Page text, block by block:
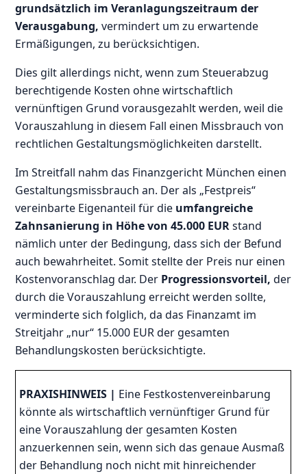
grundsätzlich im Veranlagungszeitraum der
Verausgabung,vermindert um zu erwartende
Ermäßigungen, zu berücksichtigen.
Dies gilt allerdings nicht, wenn zum Steuerabzug
berechtigende Kosten ohne wirtschaftlich
vernünftigen Grund vorausgezahlt werden, weil die
Vorauszahlung in diesem Fall einen Missbrauch von
rechtlichen Gestaltungsmöglichkeiten darstellt.
Im Streitfall nahm das Finanzgericht München einen
Gestaltungsmissbrauch an. Der als „Festpreis“
vereinbarte Eigenanteil für die umfangreiche
Zahnsanierung in Höhe von 45.000 EURstand
nämlich unter der Bedingung, dass sich der Befund
auch bewahrheitet. Somit stellte der Preis nur einen
Kostenvoranschlag dar. Der Progressionsvorteil, der
durch die Vorauszahlung erreicht werden sollte,
verminderte sich folglich, da das Finanzamt im
Streitjahr „nur“ 15.000 EUR der gesamten
Behandlungskosten berücksichtigte.
PRAXISHINWEIS | Eine Festkostenvereinbarung
könnte als wirtschaftlich vernünftiger Grund für
eine Vorauszahlung der gesamten Kosten
anzuerkennen sein, wenn sich das genaue Ausmaß
der Behandlung noch nicht mit hinreichender